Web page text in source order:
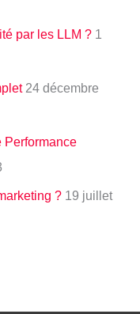
par les LLM ? 1
24 décembre
Performance
? 19 juillet